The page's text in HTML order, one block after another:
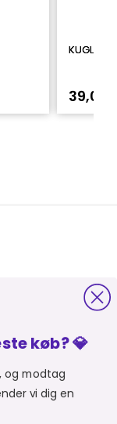
39,00
køb? 💎
og modtag
vi dig en